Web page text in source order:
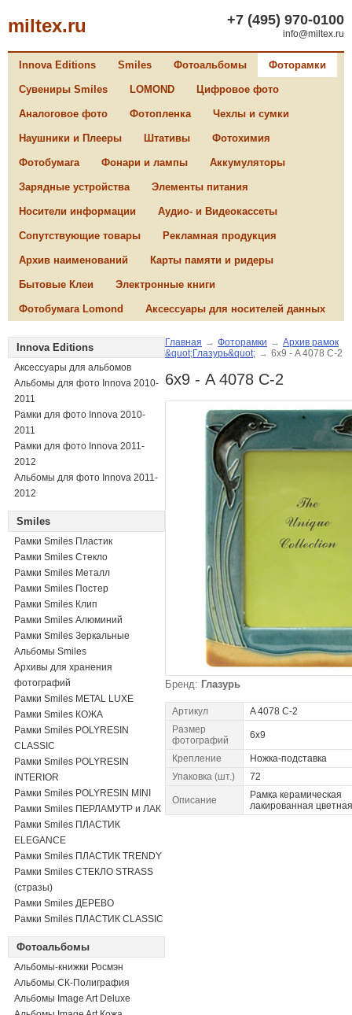
miltex.ru +7 (495) 970-0100
info@miltex.ru
Innova Editions Smiles Фотоальбомы Фоторамки
Сувениры Smiles LOMOND Цифровое фото
Аналоговое фото Фотопленка Чехлы и сумки
Наушники и Плееры Штативы Фотохимия
Фотобумага Фонари и лампы Аккумуляторы
Зарядные устройства Элементы питания
Носители информации Аудио- и Видеокассеты
Сопутствующие товары Рекламная продукция
Архив наименований Карты памяти и ридеры
Бытовые Клеи Электронные книги
Фотобумага Lomond Аксессуары для носителей данных
Innova Editions
Аксессуары для альбомов
Альбомы для фото Innova 2010-
2011
Рамки для фото Innova 2010-
2011
Рамки для фото Innova 2011-
2012
Альбомы для фото Innova 2011-
2012
Smiles
Рамки Smiles Пластик
Рамки Smiles Стекло
Рамки Smiles Металл
Рамки Smiles Постер
Рамки Smiles Клип
Рамки Smiles Алюминий
Рамки Smiles Зеркальные
Альбомы Smiles
Архивы для хранения
фотографий
Рамки Smiles METAL LUXE
Рамки Smiles КОЖА
Рамки Smiles POLYRESIN
CLASSIC
Рамки Smiles POLYRESIN
INTERIOR
Рамки Smiles POLYRESIN MINI
Рамки Smiles ПЕРЛАМУТР и ЛАК
Рамки Smiles ПЛАСТИК
ELEGANCE
Рамки Smiles ПЛАСТИК TRENDY
Рамки Smiles СТЕКЛО STRASS
(стразы)
Рамки Smiles ДЕРЕВО
Рамки Smiles ПЛАСТИК CLASSIC
Фотоальбомы
Альбомы-книжки Росмэн
Альбомы СК-Полиграфия
Альбомы Image Art Deluxe
Главная → Фоторамки → Архив рамок
&quot;Глазурь&quot; → 6х9 - A 4078 C-2
6х9 - A 4078 C-2
Бренд: Глазурь
Артикул
A 4078 C-2
Размер
фотографий
6x9
Крепление
Ножка-подставка
Упаковка (шт.)
72
Описание
Рамка керамическая
лакированная цветная